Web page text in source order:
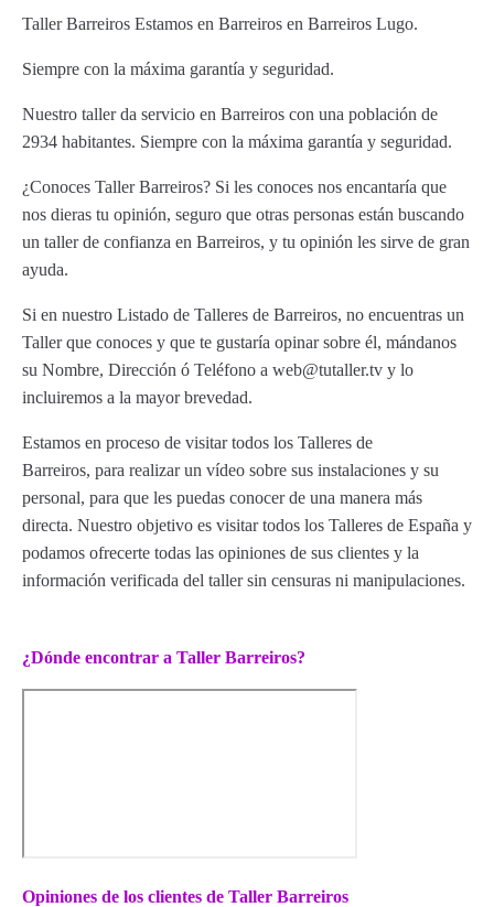
Taller Barreiros Estamos en Barreiros en Barreiros Lugo.
Siempre con la máxima garantía y seguridad.
Nuestro taller da servicio en Barreiros con una población de
2934 habitantes. Siempre con la máxima garantía y seguridad.
¿Conoces Taller Barreiros? Si les conoces nos encantaría que
nos dieras tu opinión, seguro que otras personas están buscando
un taller de confianza en Barreiros, y tu opinión les sirve de gran
ayuda.
Si en nuestro Listado de Talleres de Barreiros, no encuentras un
Taller que conoces y que te gustaría opinar sobre él, mándanos
su Nombre, Dirección ó Teléfono a web@tutaller.tv y lo
incluiremos a la mayor brevedad.
Estamos en proceso de visitar todos los Talleres de
Barreiros, para realizar un vídeo sobre sus instalaciones y su
personal, para que les puedas conocer de una manera más
directa. Nuestro objetivo es visitar todos los Talleres de España y
podamos ofrecerte todas las opiniones de sus clientes y la
información verificada del taller sin censuras ni manipulaciones.
¿Dónde encontrar a Taller Barreiros?
Opiniones de los clientes de Taller Barreiros